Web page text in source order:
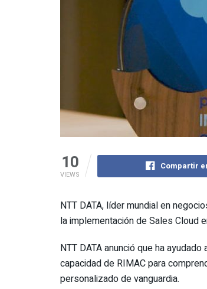
10
VIEWS
Compartir
NTT DATA, líder mundial en
la implementación de Sales Cloud
NTT DATA anunció que ha
capacidad de RIMAC para
personalizado de vanguardia.